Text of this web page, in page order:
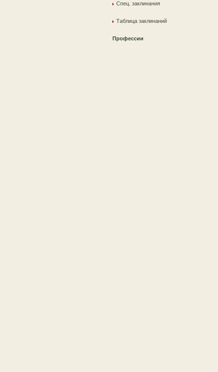
Спец. заклинания
Таблица заклинаний
Профессии